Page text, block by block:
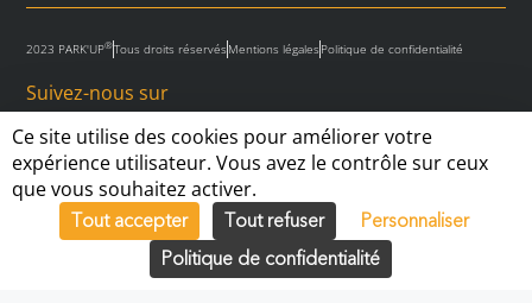
2023 PARK'UP®Tous droits réservés Mentions légales Politique de confidentialité
Suivez-nous sur
Inscription Newsletter
Ce site utilise des cookies pour améliorer votre
expérience utilisateur. Vous avez le contrôle sur ceux
que vous souhaitez activer.
Tout accepter
Tout refuser
Personnaliser
Politique de confidentialité